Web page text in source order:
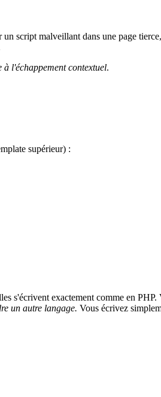
script malveillant dans une page
à l'échappement contextuel.
supérieur) :
s'écrivent exactement comme en
un autre langage. Vous écrivez